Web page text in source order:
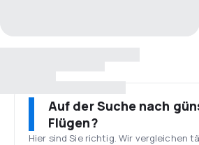
Auf der Suche nach
Flügen?
Hier sind Sie richtig. Wir vergleichen